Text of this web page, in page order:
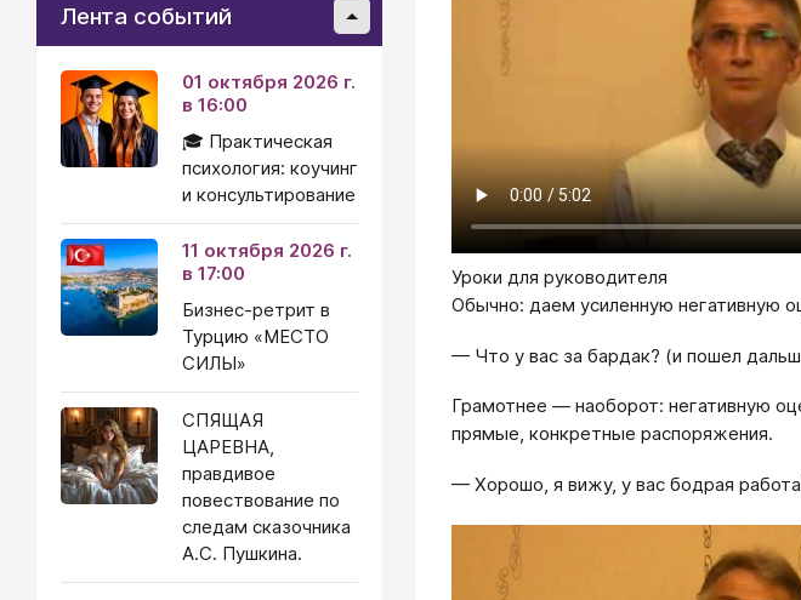
Уроки для руководителя
Обычно: даем усиленную негативную
— Что у вас за бардак? (и пошел
Грамотнее — наоборот: негативную
прямые, конкретные распоряжения.
— Хорошо, я вижу, у вас бодрая
Лента событий
01 октября 2026 г.
в 16:00
🎓 Практическая
психология: коучинг
и консультирование
11 октября 2026 г.
в 17:00
Бизнес-ретрит в
Турцию «МЕСТО
СИЛЫ»
СПЯЩАЯ
ЦАРЕВНА,
правдивое
повествование по
следам сказочника
А.С. Пушкина.